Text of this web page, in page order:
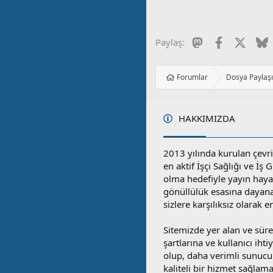
Paylaş: MastodonFacebook
Forumlar Dosya
HAKKIMIZDA
2013 yılında kurulan
en aktif İşçi Sağlığı ve
olma hedefiyle yayın
gönüllülük esasına
sizlere karşılıksız olarak
Sitemizde yer alan ve
şartlarına ve kullanıcı
olup, daha verimli
kaliteli bir hizmet